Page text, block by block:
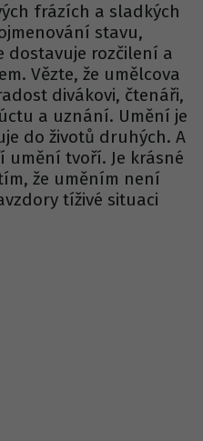
frázích a sladkých
stavu,
dostavuje rozčilení a
Vězte, že umělcova
divákovi, čtenáři,
a uznání. Umění je
do životů druhých. A
umění tvoří. Je krásné
že uměním není
tíživé situaci